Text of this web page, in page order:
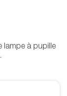
lampe à pupille